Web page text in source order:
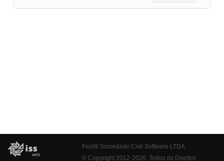
Fiorilli Sociedade Civil Software LTDA
© Copyright 2012-2026. Todos os Direitos